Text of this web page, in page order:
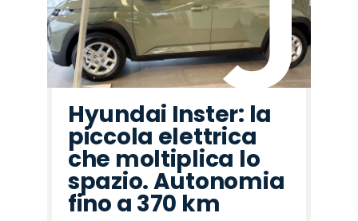
Hyundai Inster: la
piccola elettrica
che moltiplica lo
spazio. Autonomia
fino a 370 km